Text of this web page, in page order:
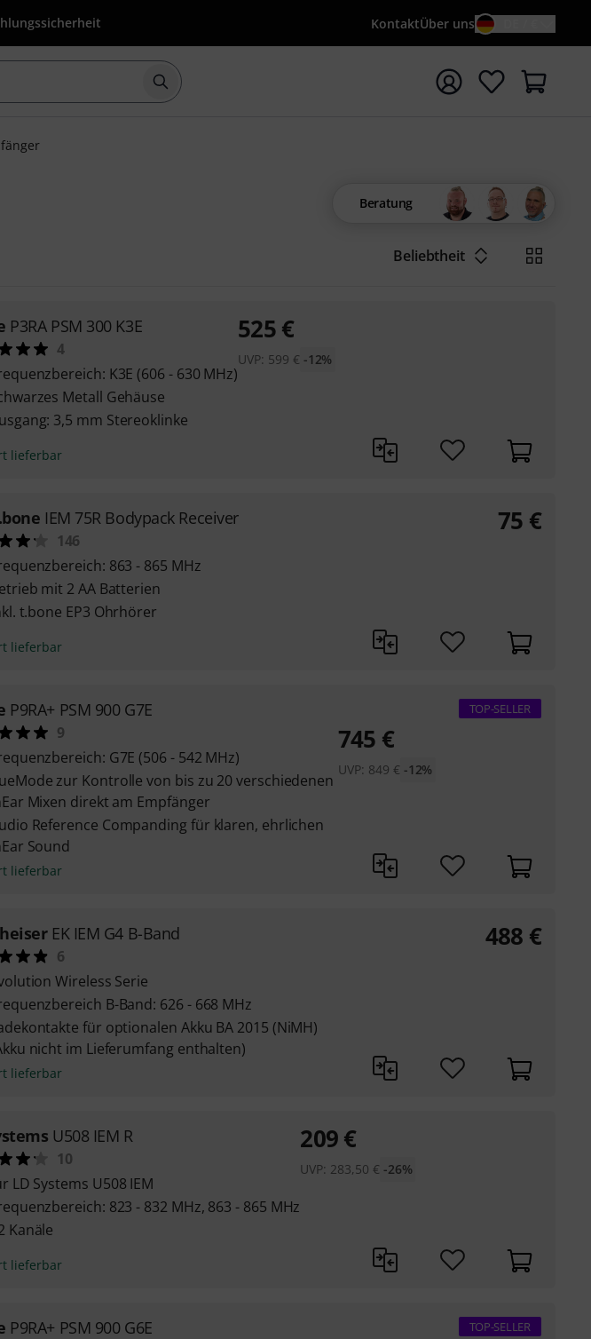
KontaktÜber uns
Suche mit Suchwort {searchTerm} starten
Beratung
Beliebtheit
P3RA PSM 300 K3E
4
K3E (606 - 630 MHz)
Metall Gehäuse
3,5 mm Stereoklinke
lieferbar
525 €
UVP: 599 € -12%
IEM 75R Bodypack Receiver
146
863 - 865 MHz
mit 2 AA Batterien
t.bone EP3 Ohrhörer
lieferbar
75 €
P9RA+ PSM 900 G7E
9
G7E (506 - 542 MHz)
zur Kontrolle von bis zu 20 verschiedenen
Mixen direkt am Empfänger
Reference Companding für klaren, ehrlichen
Sound
lieferbar
TOP-SELLER
745 €
UVP: 849 € -12%
EK IEM G4 B-Band
6
Wireless Serie
B-Band: 626 - 668 MHz
für optionalen Akku BA 2015 (NiMH)
nicht im Lieferumfang enthalten)
lieferbar
488 €
U508 IEM R
10
LD Systems U508 IEM
823 - 832 MHz, 863 - 865 MHz
Kanäle
lieferbar
209€
UVP: 283,50 € -26%
P9RA+ PSM 900 G6E TOP-SELLER